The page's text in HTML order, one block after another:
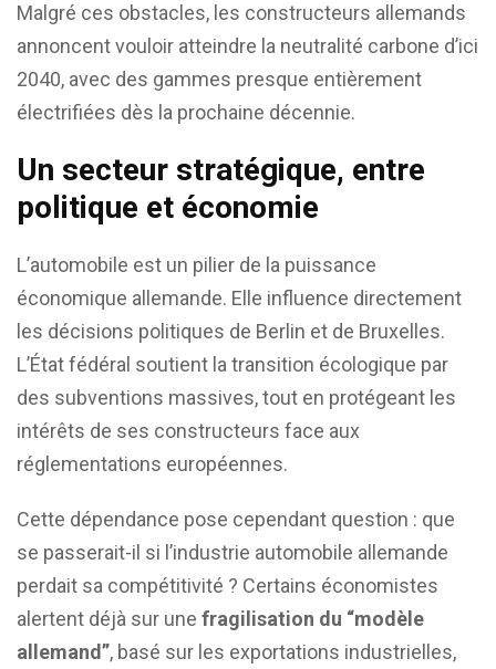
Malgré ces obstacles, les constructeurs allemands
annoncent vouloir atteindre la neutralité carbone d’ici
2040, avec des gammes presque entièrement
électrifiées dès la prochaine décennie.
Un secteur stratégique, entre
politique et économie
L’automobile est un pilier de la puissance
économique allemande. Elle influence directement
les décisions politiques de Berlin et de Bruxelles.
L’État fédéral soutient la transition écologique par
des subventions massives, tout en protégeant les
intérêts de ses constructeurs face aux
réglementations européennes.
Cette dépendance pose cependant question : que
se passerait-il si l’industrie automobile allemande
perdait sa compétitivité ? Certains économistes
alertent déjà sur une fragilisation du “modèle
allemand”, basé sur les exportations industrielles,